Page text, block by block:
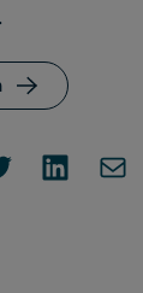
on on
Share